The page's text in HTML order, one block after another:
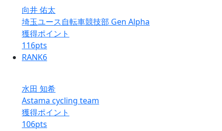
向井 佑太
埼玉ユース自転車競技部 Gen Alpha
獲得ポイント
116pts
RANK6
水田 知希
Astama cycling team
獲得ポイント
106pts